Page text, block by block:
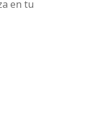
en tu